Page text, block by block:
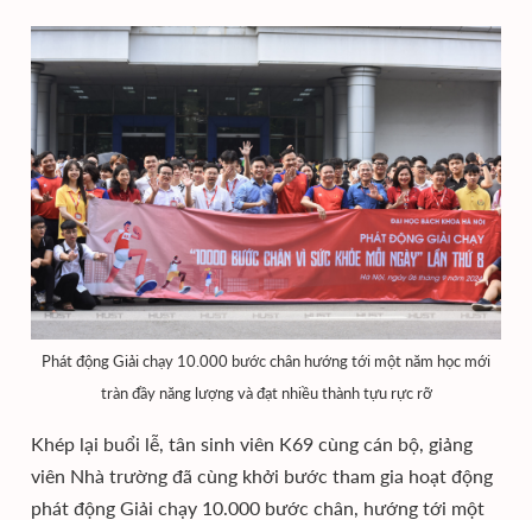
Phát động Giải chạy 10.000 bước chân hướng tới một năm học mới
tràn đầy năng lượng và đạt nhiều thành tựu rực rỡ
Khép lại buổi lễ, tân sinh viên K69 cùng cán bộ, giảng
viên Nhà trường đã cùng khởi bước tham gia hoạt động
phát động Giải chạy 10.000 bước chân, hướng tới một